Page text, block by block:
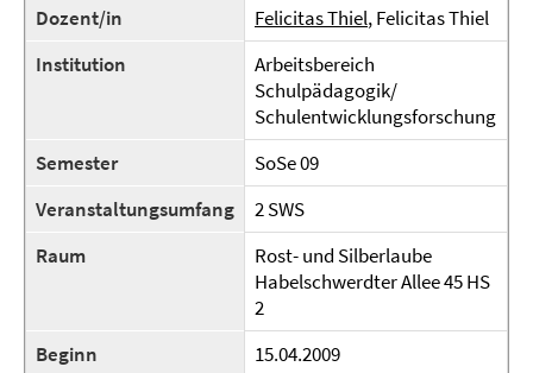
Dozent/in
Felicitas Thiel, Felicitas Thiel
Institution
Arbeitsbereich
Schulpädagogik/
Schulentwicklungsforschung
Semester
SoSe 09
Veranstaltungsumfang
2 SWS
Raum
Rost- und Silberlaube
Habelschwerdter Allee 45 HS
2
Beginn
15.04.2009